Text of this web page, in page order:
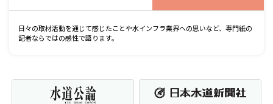
日々の取材活動を通じて感じたことや水インフラ業界への思いなど、専門紙の
記者ならではの感性で語ります。